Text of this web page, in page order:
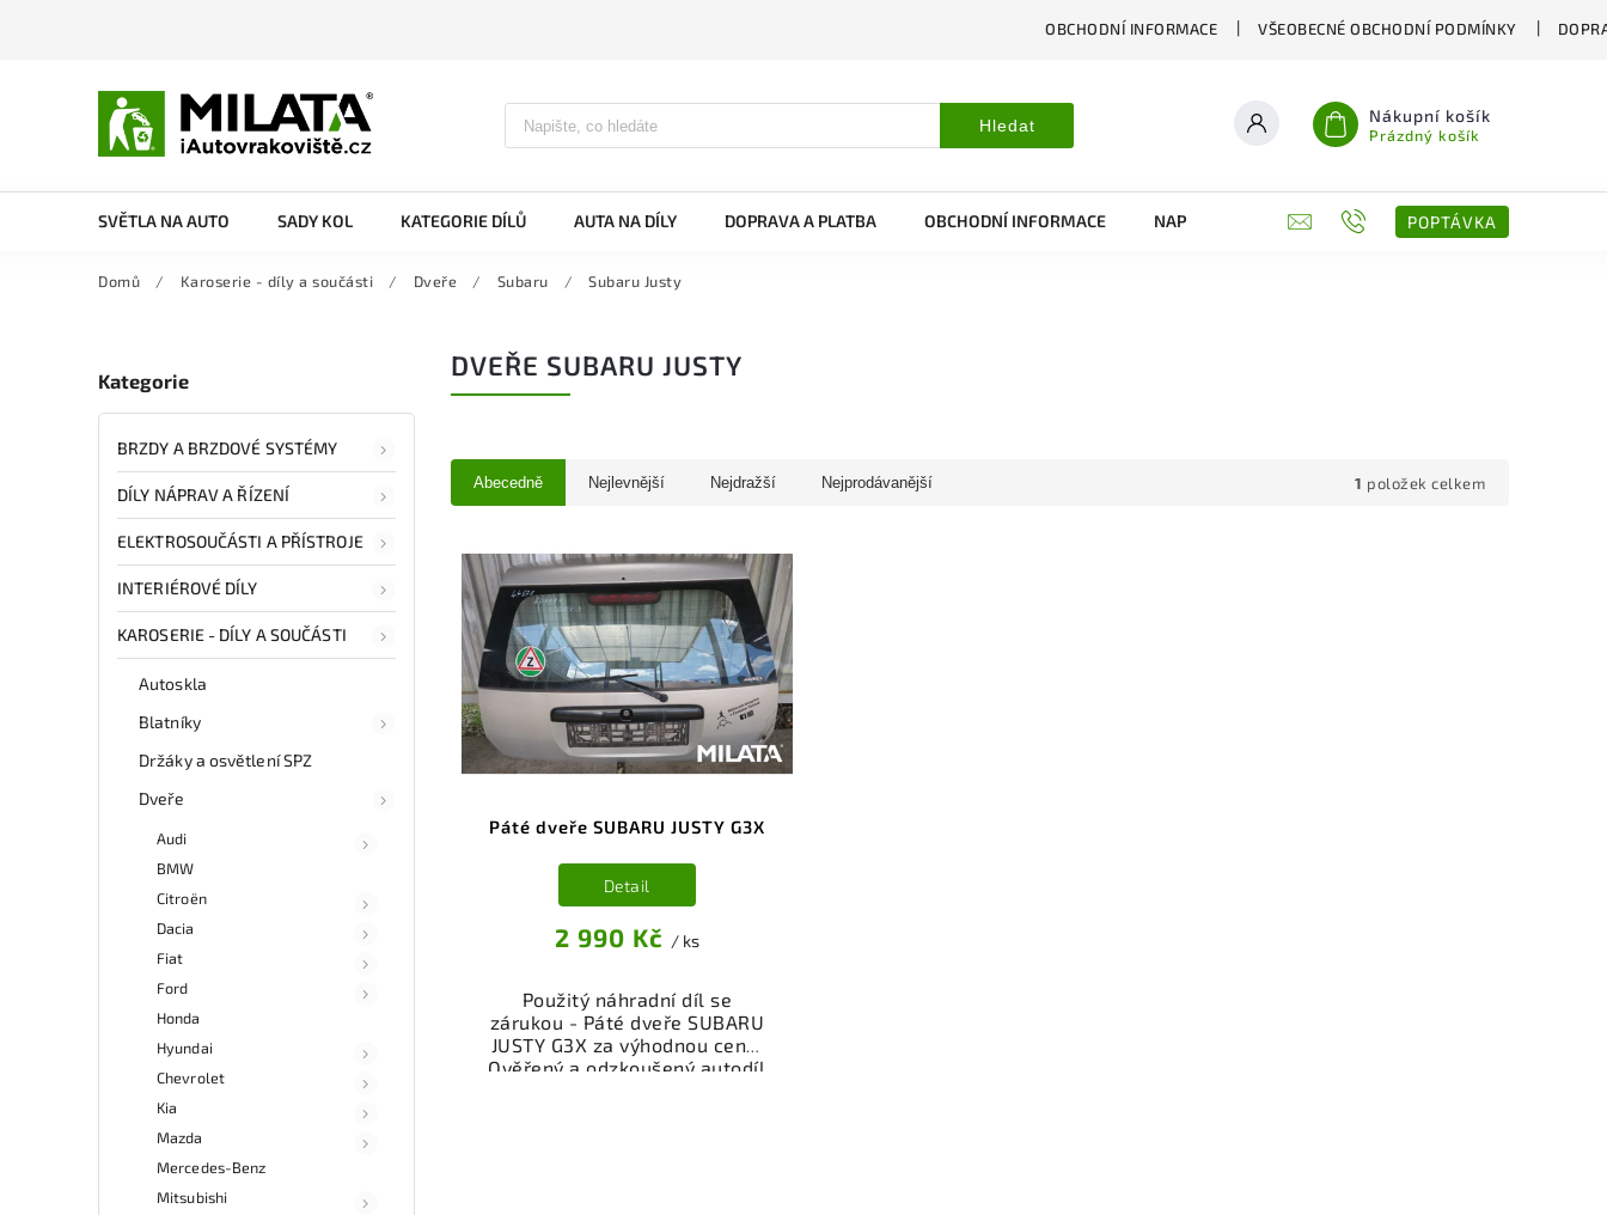
OBCHODNÍ INFORMACE VŠEOBECNÉ OBCHODNÍ PODMÍNKY
Hledat Nákupní košík
Prázdný košík
SVĚTLA NA AUTO SADY KOL KATEGORIE DÍLŮ AUTA NA DÍLY DOPRAVA A PLATBA OBCHODNÍ INFORMACE NAPIŠTE NÁM KONTAKTY POPTÁVKA
Domů / Karoserie - díly a součásti / Dveře / Subaru / Subaru Justy
Kategorie
BRZDY A BRZDOVÉ SYSTÉMY
DÍLY NÁPRAV A ŘÍZENÍ
ELEKTROSOUČÁSTI A PŘÍSTROJE
INTERIÉROVÉ DÍLY
KAROSERIE - DÍLY A SOUČÁSTI
Autoskla
Blatníky
Držáky a osvětlení SPZ
Dveře
Audi
BMW
Citroën
Dacia
Fiat
Ford
Honda
Hyundai
Chevrolet
Kia
Mazda
Mercedes-Benz
Mitsubishi
DVEŘE SUBARU JUSTY
Abecedně Nejlevnější Nejdražší Nejprodávanější 1 položek celkem
Páté dveře SUBARU JUSTY G3X
2 990 Kč / ks
Detail
Použitý náhradní díl se
zárukou - Páté dveře SUBARU
JUSTY G3X za výhodnou cenu.
Ověřený a odzkoušený autodíl